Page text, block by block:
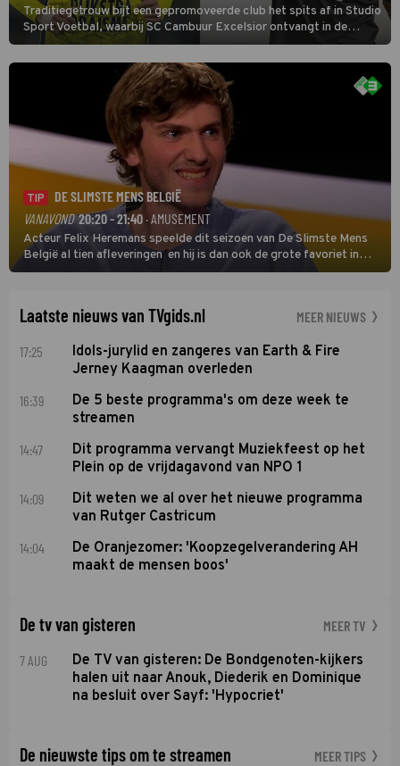
Traditiegetrouw bijt een gepromoveerde club het spits af in Studio
Sport Voetbal, waarbij SC Cambuur Excelsior ontvangt in de
eerste wedstrijd van het nieuwe Eredivisieseizoen. De nieuwe
oefenmeester is Johan Plat en hij wil aanvallend voetballen.
TIP
DE SLIMSTE MENS BELGIË
VANAVOND 20:20 - 21:40· AMUSEMENT
Acteur Felix Heremans speelde dit seizoen van De Slimste Mens
België al tien afleveringen en hij is dan ook de grote favoriet in
deze seizoensfinale. En er is Nederlandse inbreng, want komiek
Laatste nieuws van TVgids.nl MEER NIEUWS
17:25
Idols-jurylid en zangeres van Earth & Fire
Jerney Kaagman overleden
16:39
De 5 beste programma's om deze week te
streamen
14:47
Dit programma vervangt Muziekfeest op het
Plein op de vrijdagavond van NPO 1
14:09
Dit weten we al over het nieuwe programma
van Rutger Castricum
14:04
De Oranjezomer: 'Koopzegelverandering AH
maakt de mensen boos'
De tv van gisteren MEER TV
7 AUG
De TV van gisteren: De Bondgenoten-kijkers
halen uit naar Anouk, Diederik en Dominique
na besluit over Sayf: 'Hypocriet'
De nieuwste tips om te streamen MEER TIPS